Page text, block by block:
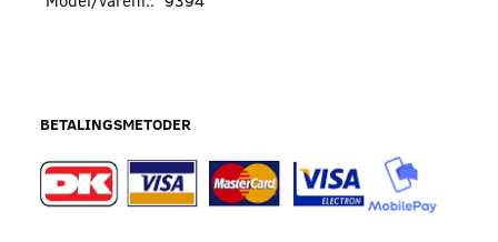
BETALINGSMETODER